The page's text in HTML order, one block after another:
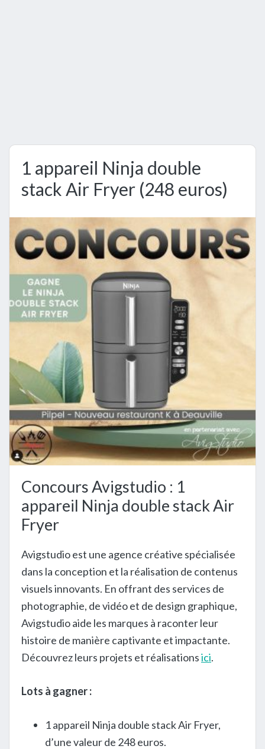
1 appareil Ninja double
stack Air Fryer (248 euros)
Concours Avigstudio : 1
appareil Ninja double stack Air
Fryer
Avigstudio est une agence créative spécialisée
dans la conception et la réalisation de contenus
visuels innovants. En offrant des services de
photographie, de vidéo et de design graphique,
Avigstudio aide les marques à raconter leur
histoire de manière captivante et impactante.
Découvrez leurs projets et réalisationsici.
Lots à gagner :
1 appareil Ninja double stack Air Fryer,
d’une valeur de 248 euros.